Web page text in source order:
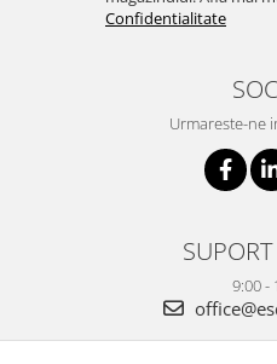
Confidentialitate
Urmareste-ne
9:00 -